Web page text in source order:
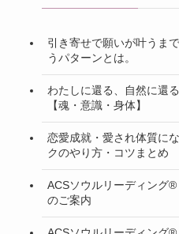
引き寄せで願いが叶うま
うパターンとは。
わたしに還る、自然に還
【魂・意識・身体】
恋愛成就・愛され体質に
クのやり方・コツまとめ
ACSソウルリーディング
のご案内